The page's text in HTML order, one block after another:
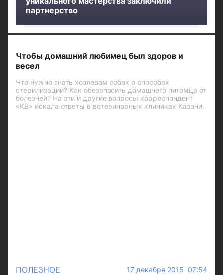
партнерство
Чтобы домашний любимец был здоров и
весел
Что нужно знать хозяевам собак о способах
стерилизации? Как обезопасить домашнего питомца от
болезней? На эти и другие вопросы корреспондент
«КВ» искала ответы в ветеринарных клиниках Казани.
ПОЛЕЗНОЕ 17 декабря 2015 07:54